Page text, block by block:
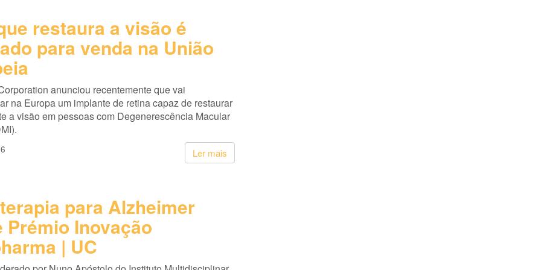
restaura a visão é
para venda na União
anunciou recentemente que vai
na Europa um implante de retina capaz de restaurar
a visão em pessoas com Degenerescência Macular
Ler mais
para Alzheimer
Prémio Inovação
| UC